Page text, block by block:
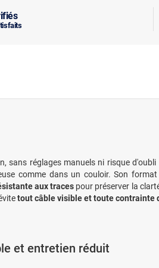
sans réglages manuels ni risque
comme dans un couloir. Son
aux tracespour préserver la
tout câble visible et toute contrainte
et entretien réduit